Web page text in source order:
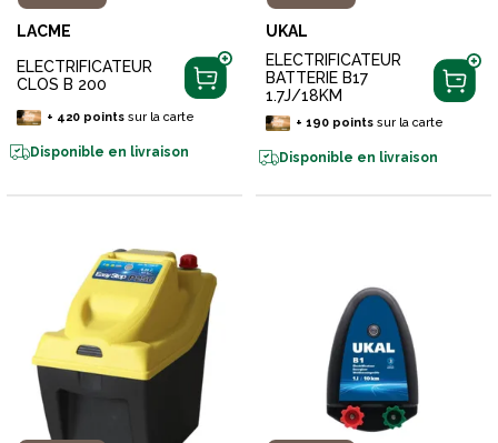
LACME
ELECTRIFICATEUR
CLOS B 200
+ 420pointssur la carte
Disponible en livraison
UKAL
ELECTRIFICATEUR
BATTERIE B17
1.7J/18KM
+ 190pointssur la carte
Disponible en livraison